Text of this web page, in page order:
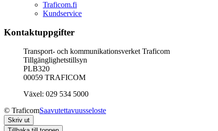
Traficom.fi
Kundservice
Kontaktuppgifter
Transport- och kommunikationsverket Traficom
Tillgänglighetstillsyn
PLB320
00059 TRAFICOM
Växel: 029 534 5000
© TraficomSaavutettavuusseloste
Skriv ut